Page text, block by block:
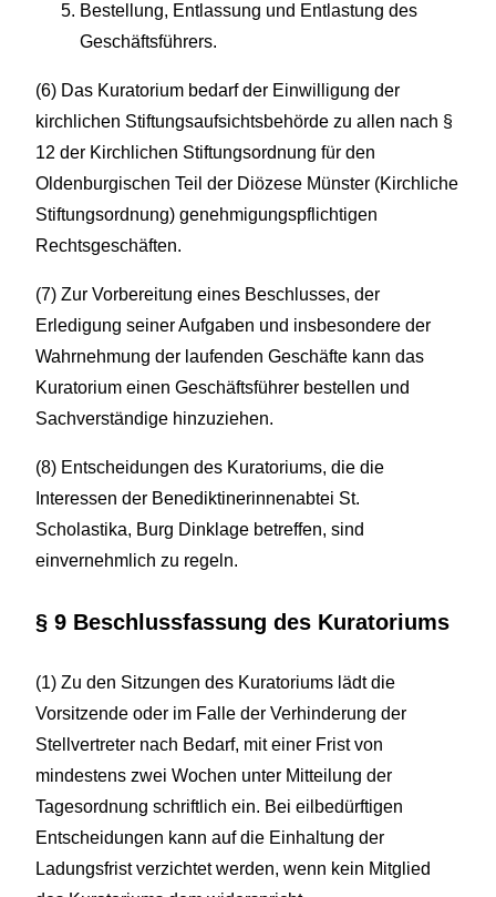
Bestellung, Entlassung und Entlastung des
Geschäftsführers.
(6) Das Kuratorium bedarf der Einwilligung der
kirchlichen Stiftungsaufsichtsbehörde zu allen nach §
12 der Kirchlichen Stiftungsordnung für den
Oldenburgischen Teil der Diözese Münster (Kirchliche
Stiftungsordnung) genehmigungspflichtigen
Rechtsgeschäften.
(7) Zur Vorbereitung eines Beschlusses, der
Erledigung seiner Aufgaben und insbesondere der
Wahrnehmung der laufenden Geschäfte kann das
Kuratorium einen Geschäftsführer bestellen und
Sachverständige hinzuziehen.
(8) Entscheidungen des Kuratoriums, die die
Interessen der Benediktinerinnenabtei St.
Scholastika, Burg Dinklage betreffen, sind
einvernehmlich zu regeln.
§ 9 Beschlussfassung des Kuratoriums
(1) Zu den Sitzungen des Kuratoriums lädt die
Vorsitzende oder im Falle der Verhinderung der
Stellvertreter nach Bedarf, mit einer Frist von
mindestens zwei Wochen unter Mitteilung der
Tagesordnung schriftlich ein. Bei eilbedürftigen
Entscheidungen kann auf die Einhaltung der
Ladungsfrist verzichtet werden, wenn kein Mitglied